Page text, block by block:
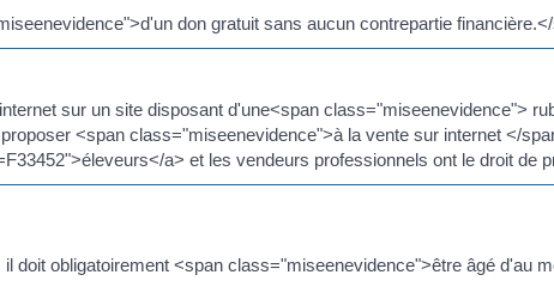
don gratuit sans aucun contrepartie
sur un site disposant d'une<span class="miseenevidence">
<span class="miseenevidence">à la vente sur internet </
a> et les vendeurs professionnels ont le droit de
doit obligatoirement <span class="miseenevidence">être âgé d'au